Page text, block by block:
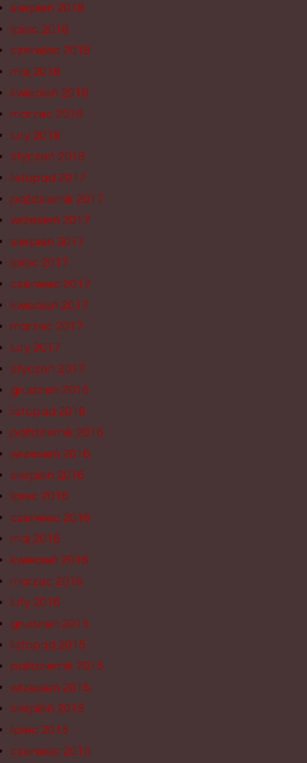
sierpień 2018
lipiec 2018
czerwiec 2018
maj 2018
kwiecień 2018
marzec 2018
luty 2018
styczeń 2018
listopad 2017
październik 2017
wrzesień 2017
sierpień 2017
lipiec 2017
czerwiec 2017
kwiecień 2017
marzec 2017
luty 2017
styczeń 2017
grudzień 2016
listopad 2016
październik 2016
wrzesień 2016
sierpień 2016
lipiec 2016
czerwiec 2016
maj 2016
kwiecień 2016
marzec 2016
luty 2016
grudzień 2015
listopad 2015
październik 2015
wrzesień 2015
sierpień 2015
lipiec 2015
czerwiec 2015